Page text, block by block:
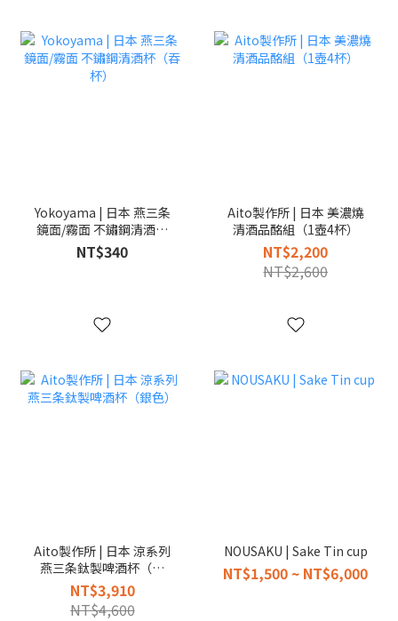
Yokoyama | 日本 燕三条
鏡面/霧面 不鏽鋼清酒杯
（吞杯）
NT$340
Aito製作所 | 日本 美濃燒
清酒品酩組（1壺4杯）
NT$2,200
NT$2,600
Aito製作所 | 日本 涼系列
燕三条鈦製啤酒杯（銀
色）
NT$3,910
NT$4,600
NOUSAKU | Sake Tin cup
NT$1,500 ~ NT$6,000